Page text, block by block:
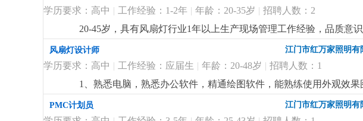
学历要求：高中 | 工作经验：1-2年 | 年龄：20-35岁 | 招聘人数：2
20-45岁，具有风扇灯行业1年以上生产现场管理工作经验，品质意识
风扇灯设计师 江门市红万家照明有
学历要求：高中 | 工作经验：应届生 | 年龄：20-48岁 | 招聘人数：1
1、熟悉电脑，熟悉办公软件，精通绘图软件，能熟练使用外观效
强。3、会独立制作外观图、bom表、零件图、爆炸图；4、风扇灯
产全品类风扇灯
PMC计划员 江门市红万家照明有